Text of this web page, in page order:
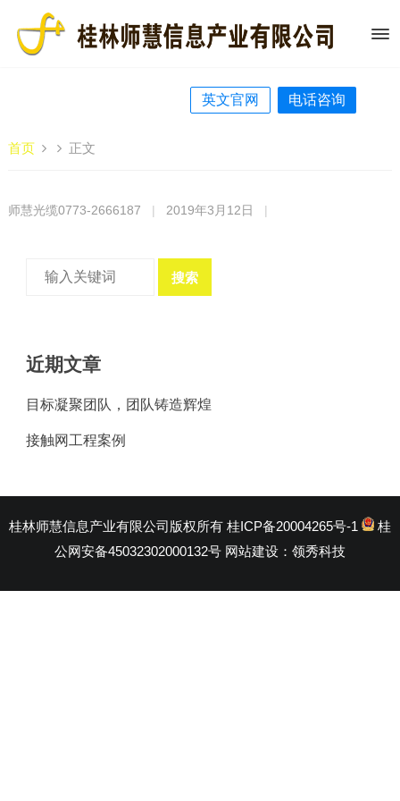
英文官网 电话咨询
首页 正文
师慧光缆0773-2666187 | 2019年3月12日 |
搜索
近期文章
目标凝聚团队，团队铸造辉煌
接触网工程案例
桂林师慧信息产业有限公司版权所有 桂ICP备20004265号-1
桂
公网安备45032302000132号网站建设： 领秀科技